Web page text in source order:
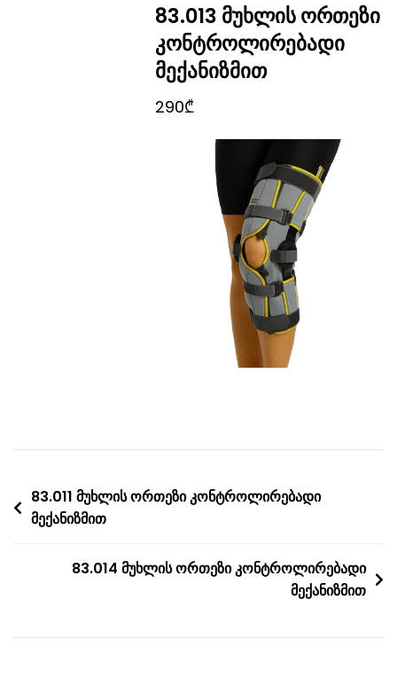
83.013 მუხლის ორთეზი
კონტროლირებადი
მექანიზმით
290₾
Post
navigation
83.011 მუხლის ორთეზი კონტროლირებადი
მექანიზმით
83.014 მუხლის ორთეზი კონტროლირებადი
მექანიზმით